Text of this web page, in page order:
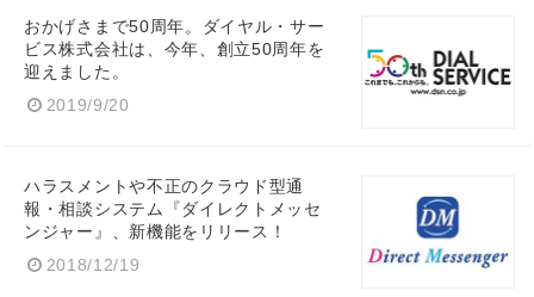
おかげさまで50周年。ダイヤル・サー
ビス株式会社は、今年、創立50周年を
迎えました。
2019/9/20
ハラスメントや不正のクラウド型通
報・相談システム『ダイレクトメッセ
ンジャー』、新機能をリリース！
2018/12/19